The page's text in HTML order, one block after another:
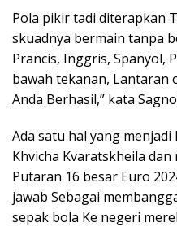
Pola pikir tadi diterapkan
skuadnya bermain tanpa
Prancis, Inggris, Spanyol,
bawah tekanan,
Anda Berhasil,” kata
Ada satu hal yang
Khvicha Kvaratskheila
Putaran 16 besar Euro
jawab Sebagai
sepak bola Ke negeri